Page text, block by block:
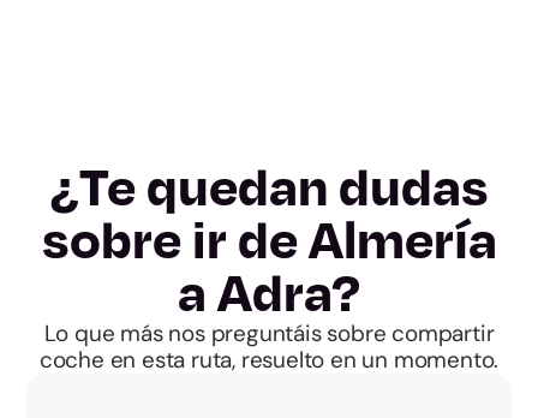
¿Te quedan dudas
sobre ir de Almería
a Adra?
Lo que más nos preguntáis sobre compartir
coche en esta ruta, resuelto en un momento.